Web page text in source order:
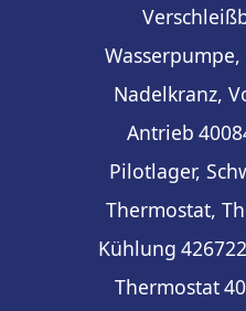
Nadelkranz,
Antrieb
Pilotlager,
Thermostat,
Kühlung
Thermostat